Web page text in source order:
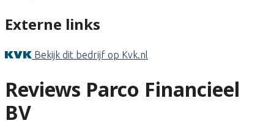
Externe links
Bekijk dit bedrijf op Kvk.nl
Reviews Parco Financieel
BV